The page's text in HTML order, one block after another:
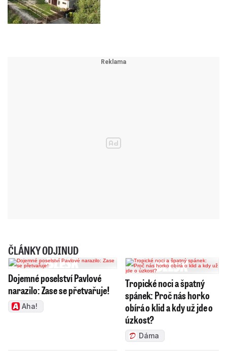
ČLÁNKY ODJINUD
Dojemné poselství Pavlové
narazilo: Zase se přetvařuje!
Aha!
Tropické noci a špatný
spánek: Proč nás horko
obírá o klid a kdy už jde o
úzkost?
Dáma